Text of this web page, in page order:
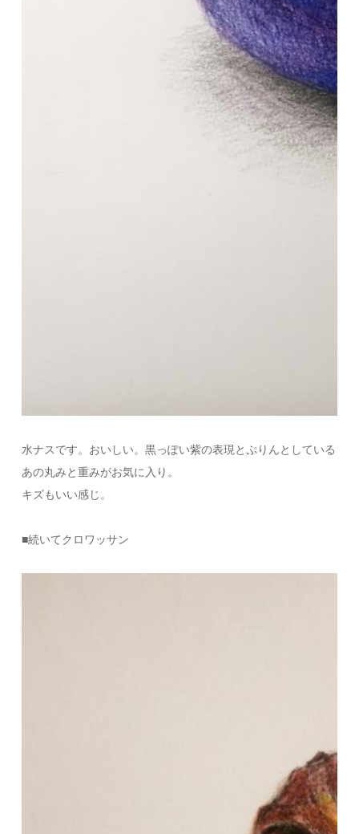
水ナスです。おいしい。黒っぽい紫の表現とぷりんとしている
あの丸みと重みがお気に入り。
キズもいい感じ。
■続いてクロワッサン